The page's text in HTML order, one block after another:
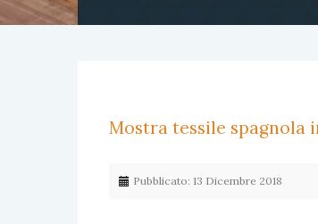
Mostra tessile spagnola
Pubblicato: 13 Dicembre 2018